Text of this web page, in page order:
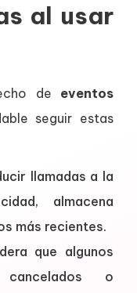
al usar
de eventos
seguir estas
llamadas a la
almacena
más recientes.
que algunos
o